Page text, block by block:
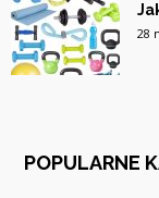
28
POPULARNE